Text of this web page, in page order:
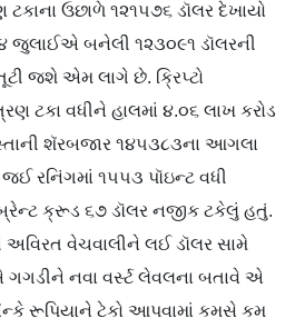
ઉછાળે ૧૨૧૫૭૬ ડૉલર દેખાયો
જુલાઈએ બનેલી ૧૨૩૦૯૧ ડૉલરની
જશે એમ લાગે છે. ક્રિપ્ટો
ટકા વધીને હાલમાં ૪.૦૬ લાખ કરોડ
શૅરબજાર ૧૪૫૩૮૩ના આગલા
રનિંગમાં ૧૫૫૩ પૉઇન્ટ વધી
ક્રૂડ ૬૭ ડૉલર નજીક ટકેલું હતું.
અવિરત વેચવાલીને લઈ ડૉલર સામે
ગગડીને નવા વર્સ્ટ લેવલના બતાવે એ
રૂપિયાને ટેકો આપવામાં કમસે કમ